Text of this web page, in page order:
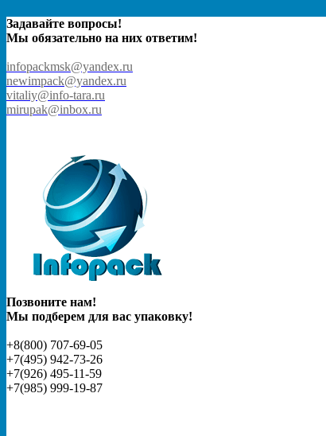
Задавайте вопросы!
Мы обязательно на них ответим!
infopackmsk@yandex.ru
newimpack@yandex.ru
vitaliy@info-tara.ru
mirupak@inbox.ru
Позвоните нам!
Мы подберем для вас упаковку!
+8(800) 707-69-05
+7(495) 942-73-26
+7(926) 495-11-59
+7(985) 999-19-87